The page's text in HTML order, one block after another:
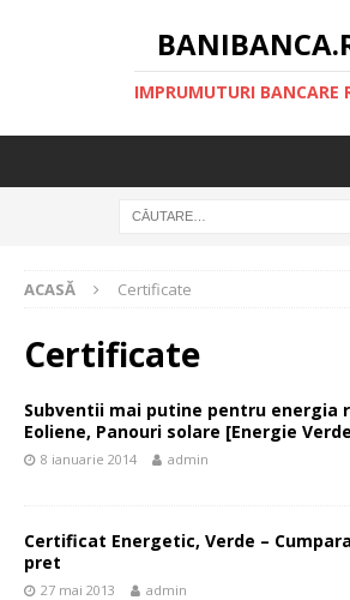
IMPRUMUTURI BANCARE
ACASĂ Certificate
Certificate
Subventii mai putine pentru energia
Eoliene, Panouri solare [Energie
8 ianuarie 2014 admin
Certificat Energetic, Verde –
pret
27 mai 2013 admin